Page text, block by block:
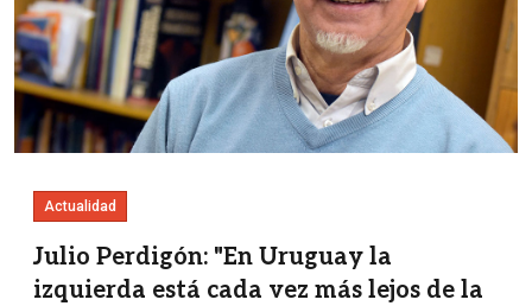
Actualidad
Julio Perdigón: "En Uruguay la
izquierda está cada vez más lejos de la